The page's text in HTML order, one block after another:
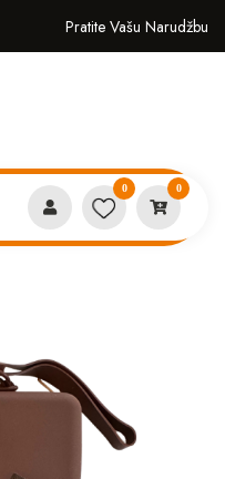
Pratite Vašu Narudžbu
0 0